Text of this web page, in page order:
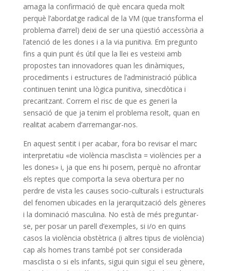
amaga la confirmació de què encara queda molt
perquè l’abordatge radical de la VM (que transforma el
problema d’arrel) deixi de ser una qüestió accessòria a
l’atenció de les dones i a la via punitiva. Em pregunto
fins a quin punt és útil que la llei es vesteixi amb
propostes tan innovadores quan les dinàmiques,
procediments i estructures de l’administració pública
continuen tenint una lògica punitiva, sinecdòtica i
precaritzant. Correm el risc de que es generi la
sensació de que ja tenim el problema resolt, quan en
realitat acabem d’arremangar-nos.
En aquest sentit i per acabar, fora bo revisar el marc
interpretatiu «de violència masclista = violències per a
les dones» i, ja que ens hi posem, perquè no afrontar
els reptes que comporta la seva obertura per no
perdre de vista les causes socio-culturals i estructurals
del fenomen ubicades en la jerarquització dels gèneres
i la dominació masculina. No està de més preguntar-
se, per posar un parell d’exemples, si i/o en quins
casos la violència obstètrica (i altres tipus de violència)
cap als homes trans també pot ser considerada
masclista o si els infants, sigui quin sigui el seu gènere,